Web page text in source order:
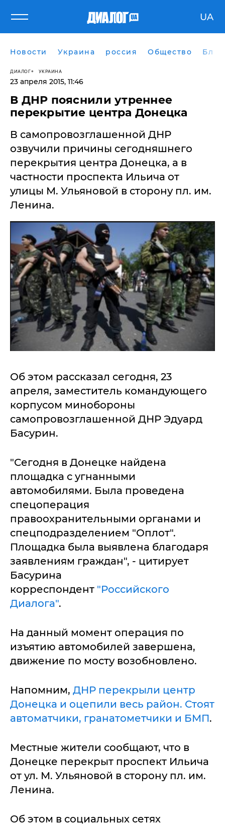
UA
Новости Украина россия Общество
ДИАЛОГ УКРАИНА
23 апреля 2015, 11:46
В ДНР пояснили утреннее
перекрытие центра Донецка
​В самопровозглашенной ДНР
озвучили причины сегодняшнего
перекрытия центра Донецка, а в
частности проспекта Ильича от
улицы М. Ульяновой в сторону пл. им.
Ленина.
Об этом рассказал сегодня, 23
апреля, заместитель командующего
корпусом минобороны
самопровозглашенной ДНР Эдуард
Басурин.
"Сегодня в Донецке найдена
площадка с угнанными
автомобилями. Была проведена
спецоперация
правоохранительными органами и
спецподразделением "Оплот".
Площадка была выявлена благодаря
заявлениям граждан", - цитирует
Басурина
корреспондент "Российского
Диалога".
На данный момент операция по
изъятию автомобилей завершена,
движение по мосту возобновлено.
Напомним, ДНР перекрыли центр
Донецка и оцепили весь район. Стоят
автоматчики, гранатометчики и БМП.
Местные жители сообщают, что в
Донецке перекрыт проспект Ильича
от ул. М. Ульяновой в сторону пл. им.
Ленина.
Об этом в социальных сетях